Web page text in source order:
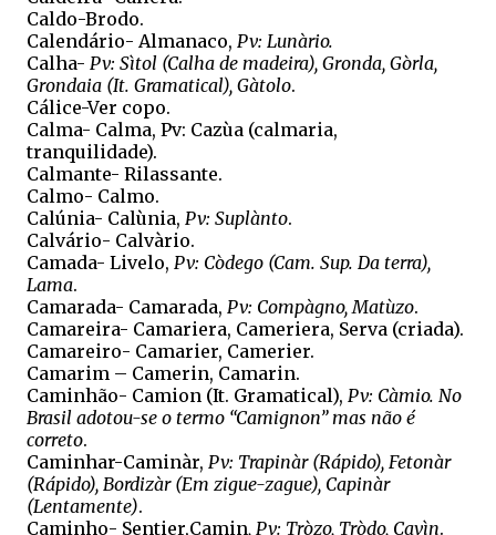
Caldo-Brodo.
Calendário- Almanaco, Pv: Lunàrio.
Calha- Pv: Sìtol (Calha de madeira), Gronda, Gòrla,
Grondaia (It. Gramatical), Gàtolo.
Cálice-Ver copo.
Calma- Calma, Pv: Cazùa (calmaria,
tranquilidade).
Calmante- Rilassante.
Calmo- Calmo.
Calúnia- Calùnia, Pv: Suplànto.
Calvário- Calvàrio.
Camada- Livelo, Pv: Còdego (Cam. Sup. Da terra),
Lama.
Camarada- Camarada, Pv: Compàgno, Matùzo.
Camareira- Camariera, Cameriera, Serva (criada).
Camareiro- Camarier, Camerier.
Camarim – Camerin, Camarin.
Caminhão- Camion (It. Gramatical), Pv: Càmio. No
Brasil adotou-se o termo “Camignon” mas não é
correto.
Caminhar-Caminàr, Pv: Trapinàr (Rápido), Fetonàr
(Rápido), Bordizàr (Em zigue-zague), Capinàr
(Lentamente).
Caminho- Sentier,Camin, Pv: Tròzo, Tròdo, Cavìn.